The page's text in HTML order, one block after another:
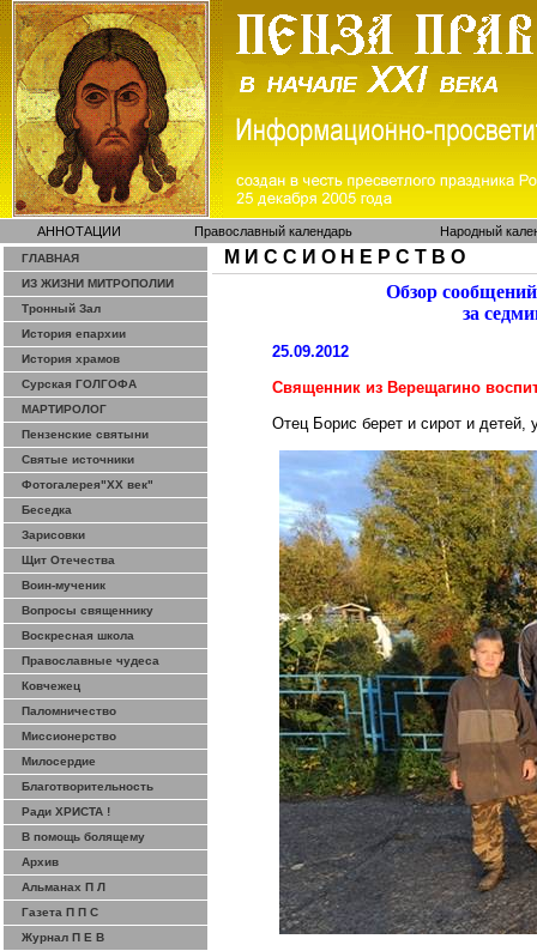
АННОТАЦИИ Православный календарь Народный
ГЛАВНАЯ
ИЗ ЖИЗНИ МИТРОПОЛИИ
Тронный Зал
История епархии
История храмов
Сурская ГОЛГОФА
МАРТИРОЛОГ
Пензенские святыни
Святые источники
Фотогалерея"ХХ век"
Беседка
Зарисовки
Щит Отечества
Воин-мученик
Вопросы священнику
Воскресная школа
Православные чудеса
Ковчежец
Паломничество
Миссионерство
Милосердие
Благотворительность
Ради ХРИСТА !
В помощь болящему
Архив
Альманах П Л
Газета П П С
Журнал П Е В
М И С С И О Н Е Р С Т В О
Обзор
за
25.09.2012
Священникиз Верещагино
Отец Борис берет и сирот и детей,